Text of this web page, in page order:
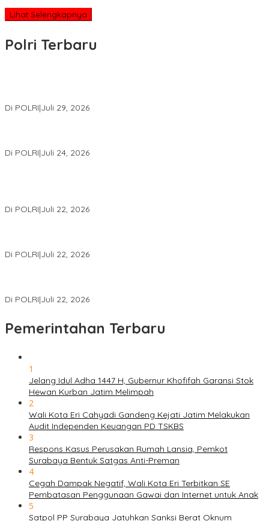
Lihat Selengkapnya
Polri Terbaru
Di POLRI|Juli 29, 2026
Di POLRI|Juli 24, 2026
Di POLRI|Juli 22, 2026
Di POLRI|Juli 22, 2026
Di POLRI|Juli 22, 2026
Pemerintahan Terbaru
1
Jelang Idul Adha 1447 H, Gubernur Khofifah Garansi Stok
Hewan Kurban Jatim Melimpah
2
Wali Kota Eri Cahyadi Gandeng Kejati Jatim Melakukan
Audit Independen Keuangan PD TSKBS
3
Respons Kasus Perusakan Rumah Lansia, Pemkot
Surabaya Bentuk Satgas Anti-Preman
4
Cegah Dampak Negatif, Wali Kota Eri Terbitkan SE
Pembatasan Penggunaan Gawai dan Internet untuk Anak
5
Satpol PP Surabaya Jatuhkan Sanksi Berat Oknum